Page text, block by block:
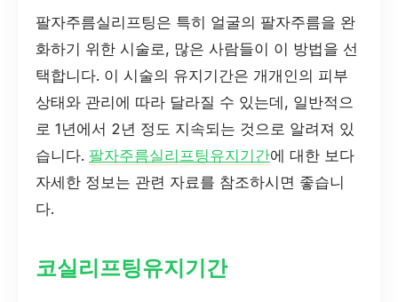
팔자주름실리프팅은 특히 얼굴의 팔자주름을 완
화하기 위한 시술로, 많은 사람들이 이 방법을 선
택합니다. 이 시술의 유지기간은 개개인의 피부
상태와 관리에 따라 달라질 수 있는데, 일반적으
로 1년에서 2년 정도 지속되는 것으로 알려져 있
습니다. 팔자주름실리프팅유지기간에 대한 보다
자세한 정보는 관련 자료를 참조하시면 좋습니
다.
코실리프팅유지기간